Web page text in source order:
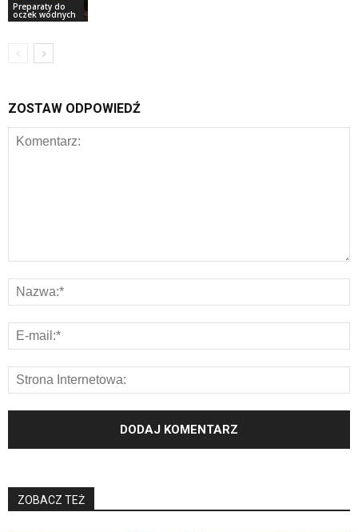
Preparaty do
oczek wodnych
ZOSTAW ODPOWIEDŹ
ZOBACZ TEŻ